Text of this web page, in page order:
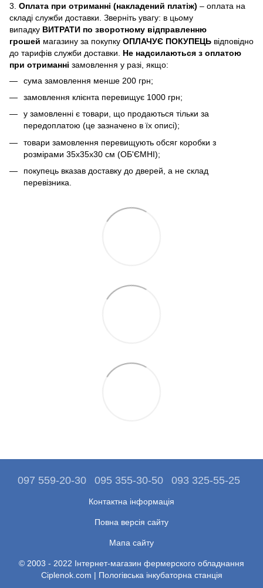
3. Оплата при отриманні (накладений платіж) – оплата на
складі служби доставки. Зверніть увагу: в цьому
випадку ВИТРАТИ по зворотному відправленню
грошей магазину за покупку ОПЛАЧУЄ ПОКУПЕЦЬ відповідно
до тарифів служби доставки. Не надсилаються з оплатою
при отриманні замовлення у разі, якщо:
сума замовлення менше 200 грн;
замовлення клієнта перевищує 1000 грн;
у замовленні є товари, що продаються тільки за
передоплатою (це зазначено в їх описі);
товари замовлення перевищують обсяг коробки з
розмірами 35х35х30 см (ОБ'ЄМНІ);
покупець вказав доставку до дверей, а не склад
перевізника.
097 559-20-30 095 355-30-50 093 325-55-25
Контактна інформація
Повна версія сайту
Мапа сайту
© 2003 - 2022 Інтернет-магазин фермерского обладнання
Ciplenok.com | Пологівська інкубаторна станція